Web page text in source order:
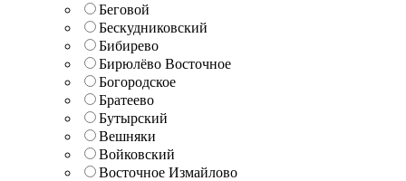
Беговой
Бескудниковский
Бибирево
Бирюлёво Восточное
Богородское
Братеево
Бутырский
Вешняки
Войковский
Восточное Измайлово